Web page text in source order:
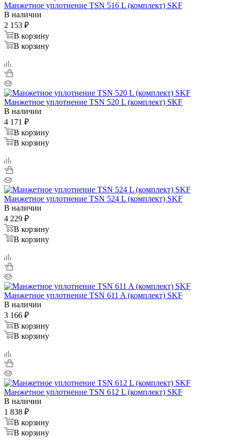
Манжетное уплотнение TSN 516 L (комплект) SKF
В наличии
2 153 ₽
В корзину
В корзину
Манжетное уплотнение TSN 520 L (комплект) SKF
В наличии
4 171 ₽
В корзину
В корзину
Манжетное уплотнение TSN 524 L (комплект) SKF
В наличии
4 229 ₽
В корзину
В корзину
Манжетное уплотнение TSN 611 A (комплект) SKF
В наличии
3 166 ₽
В корзину
В корзину
Манжетное уплотнение TSN 612 L (комплект) SKF
В наличии
1 838 ₽
В корзину
В корзину